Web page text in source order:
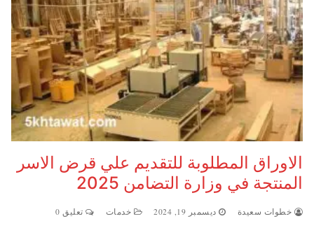
الاوراق المطلوبة للتقديم علي قرض الاسر
المنتجة في وزارة التضامن 2025
خطوات سعيدة ديسمبر 19, 2024 خدمات تعليق 0